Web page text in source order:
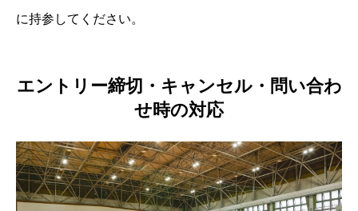
に持参してください。
エントリー締切・キャンセル・問い合わ
せ時の対応